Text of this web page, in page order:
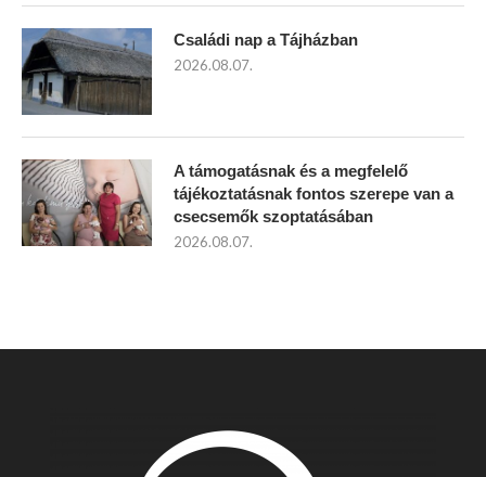
Családi nap a Tájházban
2026.08.07.
A támogatásnak és a megfelelő
tájékoztatásnak fontos szerepe van a
csecsemők szoptatásában
2026.08.07.